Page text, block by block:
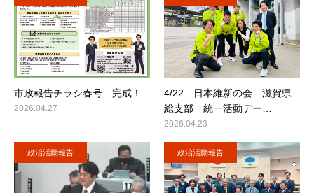
市政報告チラシ春号 完成！
2026.04.27
4/22 日本維新の会 滋賀県
総支部 統一活動デー…
2026.04.23
政治活動報告 政治活動報告